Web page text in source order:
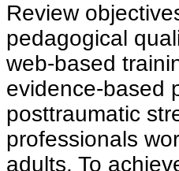
Review
pedagogical
web-based
evidence-based
posttraumatic
professionals
adults. To